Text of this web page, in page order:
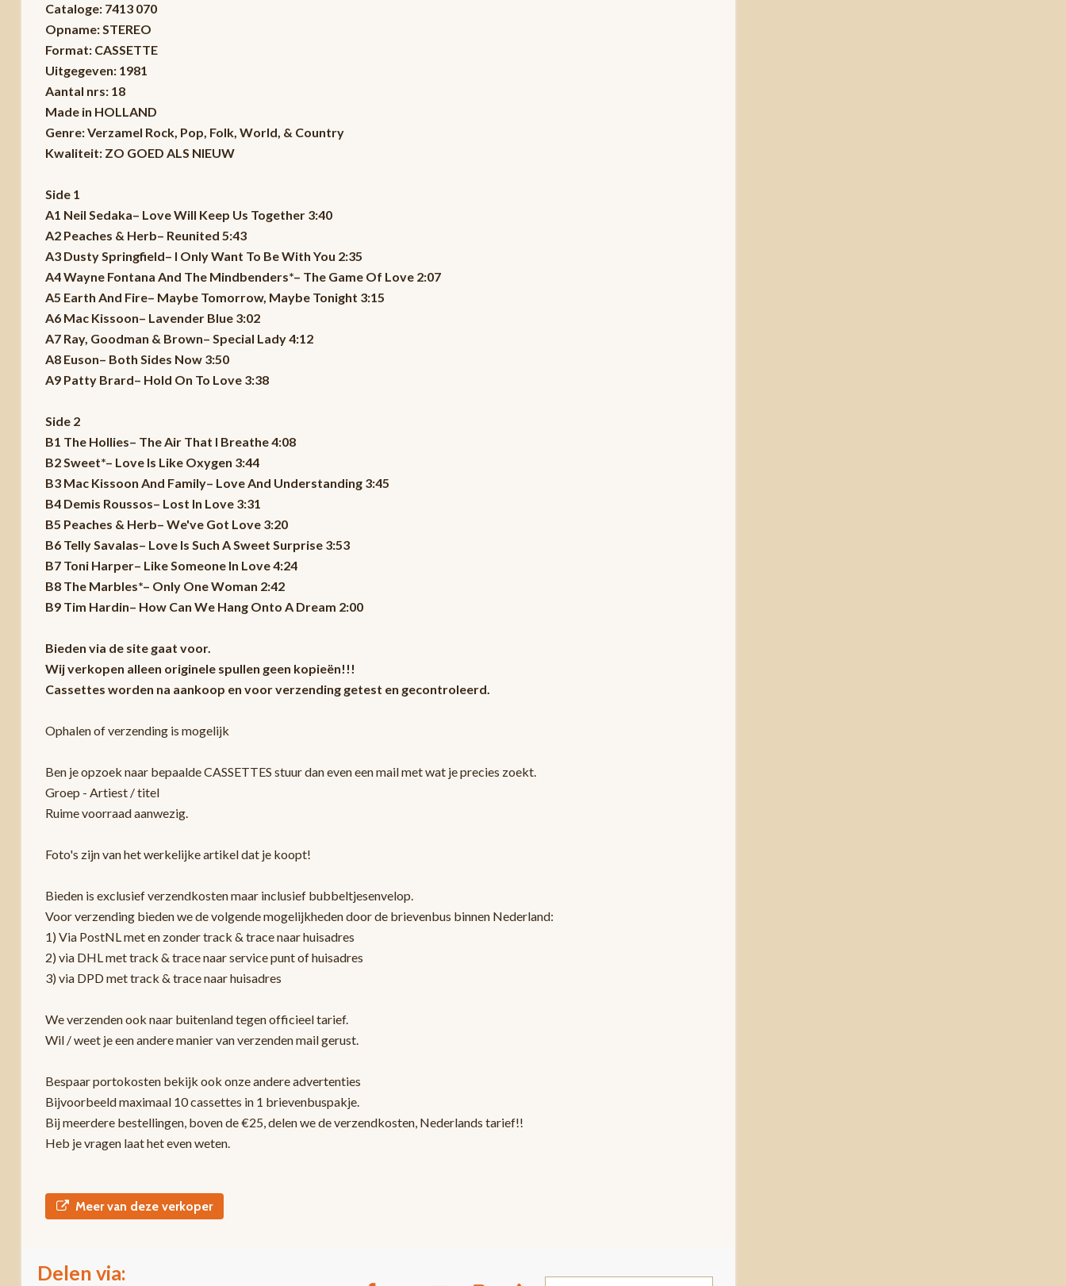
Cataloge: 7413 070
Opname: STEREO
Format: CASSETTE
Uitgegeven: 1981
Aantal nrs: 18
Made in HOLLAND
Genre: Verzamel Rock, Pop, Folk, World, & Country
Kwaliteit: ZO GOED ALS NIEUW
Side 1
A1 Neil Sedaka– Love Will Keep Us Together 3:40
A2 Peaches & Herb– Reunited 5:43
A3 Dusty Springfield– I Only Want To Be With You 2:35
A4 Wayne Fontana And The Mindbenders*– The Game Of Love 2:07
A5 Earth And Fire– Maybe Tomorrow, Maybe Tonight 3:15
A6 Mac Kissoon– Lavender Blue 3:02
A7 Ray, Goodman & Brown– Special Lady 4:12
A8 Euson– Both Sides Now 3:50
A9 Patty Brard– Hold On To Love 3:38
Side 2
B1 The Hollies– The Air That I Breathe 4:08
B2 Sweet*– Love Is Like Oxygen 3:44
B3 Mac Kissoon And Family– Love And Understanding 3:45
B4 Demis Roussos– Lost In Love 3:31
B5 Peaches & Herb– We've Got Love 3:20
B6 Telly Savalas– Love Is Such A Sweet Surprise 3:53
B7 Toni Harper– Like Someone In Love 4:24
B8 The Marbles*– Only One Woman 2:42
B9 Tim Hardin– How Can We Hang Onto A Dream 2:00
Bieden via de site gaat voor.
Wij verkopen alleen originele spullen geen kopieën!!!
Cassettes worden na aankoop en voor verzending getest en gecontroleerd.
Ophalen of verzending is mogelijk
Ben je opzoek naar bepaalde CASSETTES stuur dan even een mail met wat je precies zoekt.
Groep - Artiest / titel
Ruime voorraad aanwezig.
Foto's zijn van het werkelijke artikel dat je koopt!
Bieden is exclusief verzendkosten maar inclusief bubbeltjesenvelop.
Voor verzending bieden we de volgende mogelijkheden door de brievenbus binnen Nederland:
1) Via PostNL met en zonder track & trace naar huisadres
2) via DHL met track & trace naar service punt of huisadres
3) via DPD met track & trace naar huisadres
We verzenden ook naar buitenland tegen officieel tarief.
Wil / weet je een andere manier van verzenden mail gerust.
Bespaar portokosten bekijk ook onze andere advertenties
Bijvoorbeeld maximaal 10 cassettes in 1 brievenbuspakje.
Bij meerdere bestellingen, boven de €25, delen we de verzendkosten, Nederlands tarief!!
Heb je vragen laat het even weten.
Meer van deze verkoper
Delen via: